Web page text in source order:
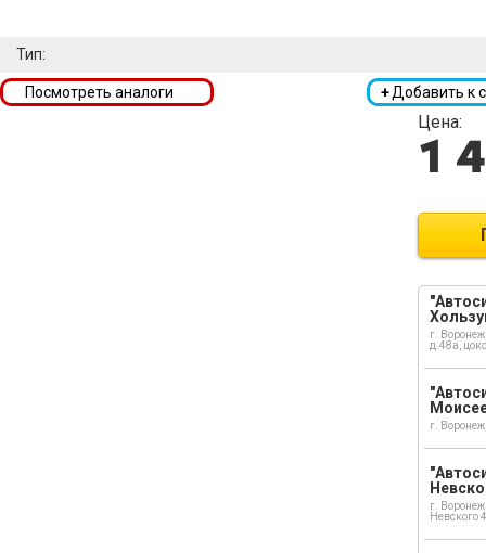
Тип:
+Добавить к
Посмотреть аналоги
Цена:
1
г.
д.48а,
г.
г.
Невского